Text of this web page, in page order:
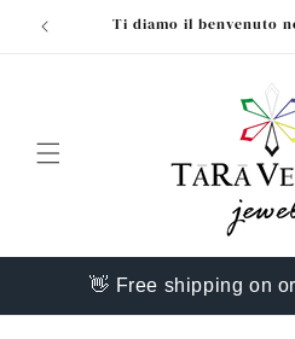
direttamenteTi diamo il benvenuto
👋 Free shipping on